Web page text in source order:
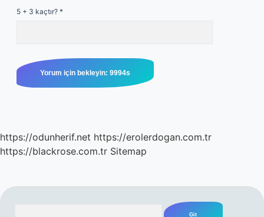
5 + 3 kaçtır? *
https://odunherif.net https://erolerdogan.com.tr
https://blackrose.com.tr Sitemap